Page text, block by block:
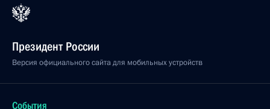
Президент России
Версия официального сайта для мобильных устройств
События